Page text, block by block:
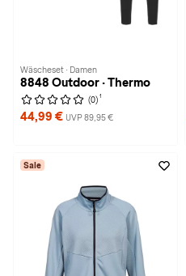
Wäscheset · Damen
8848 Outdoor · Thermo
(0) 1
44,99 € UVP 89,95 €
Sale